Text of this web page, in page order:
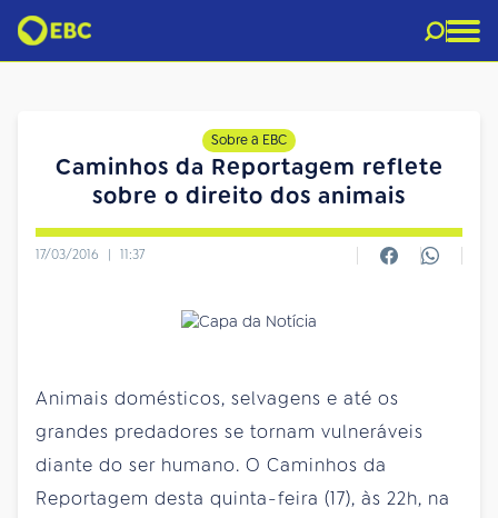
Sobre a EBC
Caminhos da Reportagem reflete
sobre o direito dos animais
17/03/2016 | 11:37
Animais domésticos, selvagens e até os
grandes predadores se tornam vulneráveis
diante do ser humano. O Caminhos da
Reportagem desta quinta-feira (17), às 22h, na